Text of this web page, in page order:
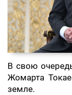
В свою
Жомарта
земле.